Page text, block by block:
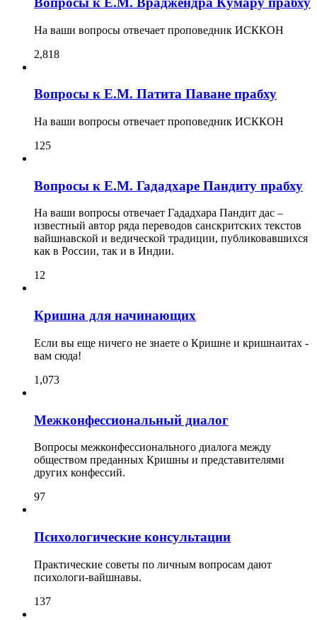
На ваши вопросы отвечает проповедник ИСККОН
2,818
Вопросы к Е.М. Патита Паване прабху
На ваши вопросы отвечает проповедник ИСККОН
125
Вопросы к Е.М. Гададхаре Пандиту прабху
На ваши вопросы отвечает Гададхара Пандит дас –
известный автор ряда переводов санскритских текстов
вайшнавской и ведической традиции, публиковавшихся
как в России, так и в Индии.
12
Кришна для начинающих
Если вы еще ничего не знаете о Кришне и кришнаитах -
вам сюда!
1,073
Межконфессиональный диалог
Вопросы межконфессионального диалога между
обществом преданных Кришны и представителями
других конфессий.
97
Психологические консультации
Практические советы по личным вопросам дают
психологи-вайшнавы.
137